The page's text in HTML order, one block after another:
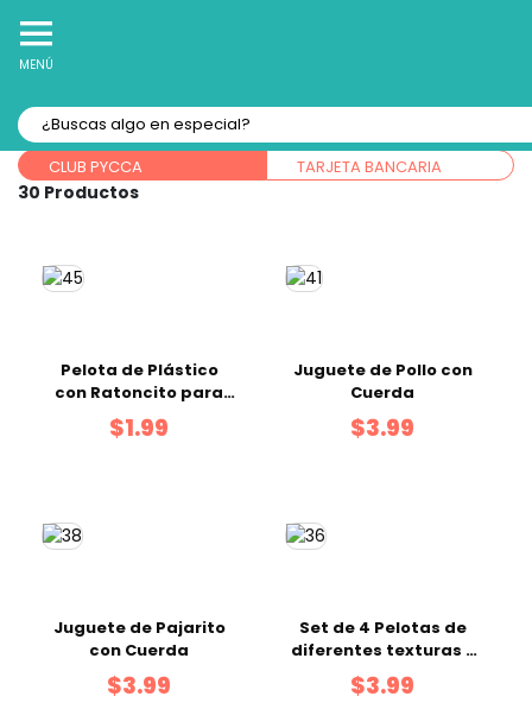
MENÚ
Forma de pago:
CLUB PYCCA TARJETA BANCARIA
30
Pelota de Plástico
con Ratoncito para
Gatos
$1.99
Juguete de Pollo con
Cuerda
$3.99
Juguete de Pajarito
con Cuerda
$3.99
Set de 4 Pelotas de
diferentes texturas y
Materiales
$3.99